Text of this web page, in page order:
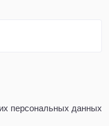
персональных данных